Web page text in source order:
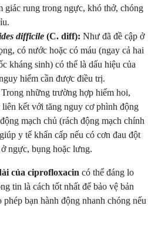
giác rung trong ngực, khó thở, chóng
difficile (C. diff): Như đã đề cập ở
có nước hoặc có máu (ngay cả hai
kháng sinh) có thể là dấu hiệu của
hiểm cần được điều trị.
Trong những trường hợp hiếm hoi,
kết với tăng nguy cơ phình động
mạch chủ (rách động mạch chính
y tế khẩn cấp nếu có cơn đau đột
ngực, bụng hoặc lưng.
của ciprofloxacin có thể đáng lo
tin là cách tốt nhất để bảo vệ bản
bạn hành động nhanh chóng nếu